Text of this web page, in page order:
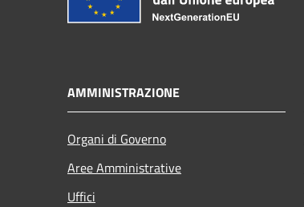
AMMINISTRAZIONE
Organi di Governo
Aree Amministrative
Uffici